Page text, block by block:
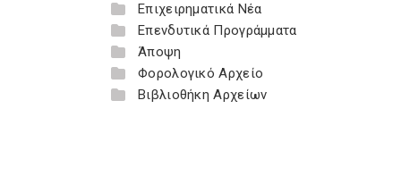
Επιχειρηματικά Νέα
Επενδυτικά Προγράμματα
Άποψη
Φορολογικό Αρχείο
Βιβλιοθήκη Αρχείων